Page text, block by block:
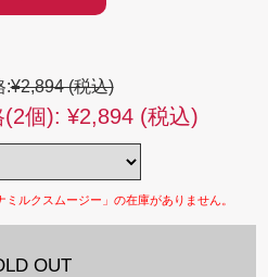
を黄金バランスで配合、1食た
:¥2,894 (税込)
個): ¥2,894 (税込)
ミルクスムージー」の在庫がありません。
OUT